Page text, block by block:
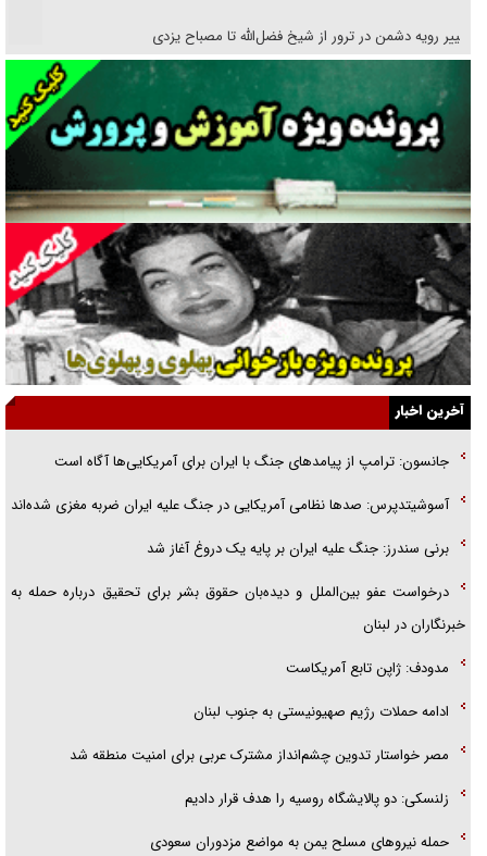
تغییر رویه دشمن در ترور از شیخ فضل‌الله تا مصباح یزدی
خرید قسطی اولش خنده و آخرش گریه است!
فوتبال و آن «بالا»!
راهبرد غافلگیری با نسل جدید پهپاد‌ها
جنجال پزشکان تقلبی در صنعت زیبایی
یهودی‌ها در ادبیات داستانی اروپا؛ از شکسپیر تا دیکنز
گفت‌وگو با خواهر یکی از شهدای جنگ رمضان/ خواهرم فرمانده جهادی و
اهل خدمت بی‌منت بود
جزئیات شکنجه‌هایم فراتر از آن است که در بیان بگنجد!
گزارش «جوان» از قوانین سخت‌گیرانه ۶ قاره در برابر یورش به پاسگاه‌های
آخرین اخبار
جانسون: ترامپ از پیامد‌های جنگ با ایران برای آمریکایی‌ها آگاه است
آسوشیتدپرس: صد‌ها نظامی آمریکایی در جنگ علیه ایران ضربه مغزی شده‌اند
برنی سندرز: جنگ علیه ایران بر پایه یک دروغ آغاز شد
درخواست عفو بین‌الملل و دیده‌بان حقوق بشر برای تحقیق درباره حمله به
خبرنگاران در لبنان
مدودف: ژاپن تابع آمریکاست
ادامه حملات رژیم صهیونیستی به جنوب لبنان
مصر خواستار تدوین چشم‌انداز مشترک عربی برای امنیت منطقه شد
زلنسکی: دو پالایشگاه روسیه را هدف قرار دادیم
حمله نیرو‌های مسلح یمن به مواضع مزدوران سعودی